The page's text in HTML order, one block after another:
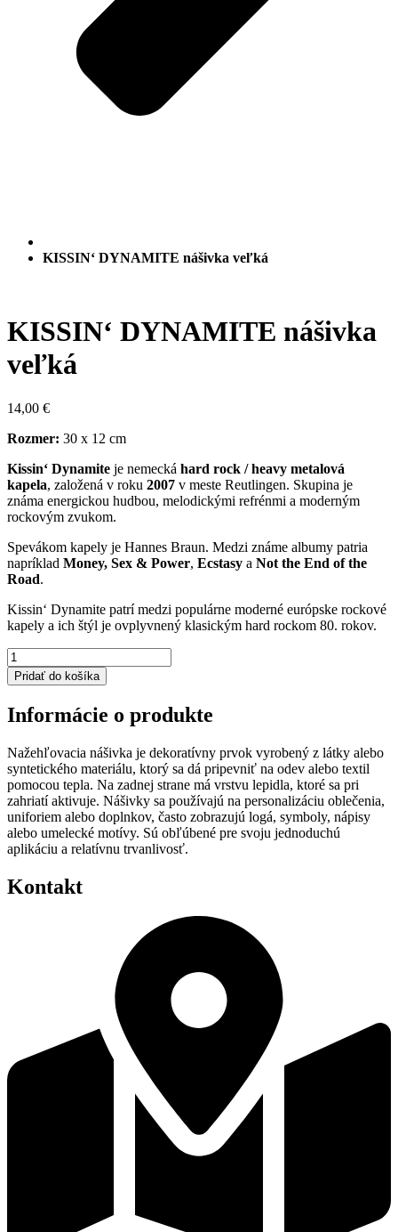
KISSIN‘ DYNAMITE nášivka veľká
KISSIN‘ DYNAMITE nášivka
veľká
14,00 €
Rozmer: 30 x 12 cm
Kissin‘ Dynamite je nemecká hard rock / heavy metalová
kapela, založená v roku 2007 v meste Reutlingen. Skupina je
známa energickou hudbou, melodickými refrénmi a moderným
rockovým zvukom.
Spevákom kapely je Hannes Braun. Medzi známe albumy patria
napríklad Money, Sex & Power, Ecstasy a Not the End of the
Road.
Kissin‘ Dynamite patrí medzi populárne moderné európske rockové
kapely a ich štýl je ovplyvnený klasickým hard rockom 80. rokov.
množstvo
KISSIN'
DYNAMITE
veľká
Pridať do košíka
Informácie o produkte
Nažehľovacia nášivka je dekoratívny prvok vyrobený z látky alebo
syntetického materiálu, ktorý sa dá pripevniť na odev alebo textil
pomocou tepla. Na zadnej strane má vrstvu lepidla, ktoré sa pri
zahriatí aktivuje. Nášivky sa používajú na personalizáciu oblečenia,
uniforiem alebo doplnkov, často zobrazujú logá, symboly, nápisy
alebo umelecké motívy. Sú obľúbené pre svoju jednoduchú
aplikáciu a relatívnu trvanlivosť.
Kontakt